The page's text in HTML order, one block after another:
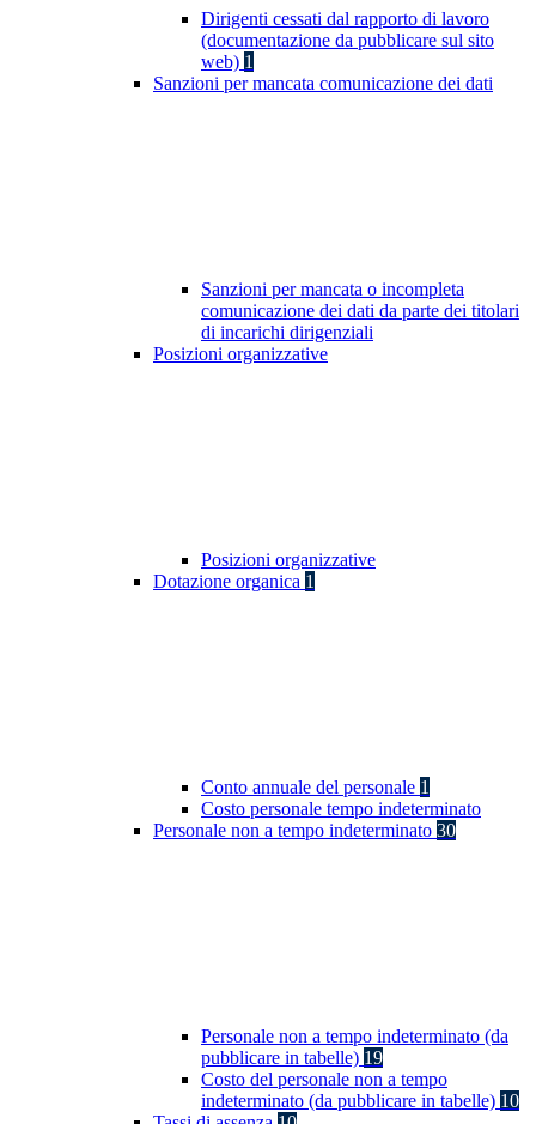
Dirigenti cessati dal rapporto di lavoro
(documentazione da pubblicare sul sito
web) 1
Sanzioni per mancata comunicazione dei dati
Sanzioni per mancata o incompleta
comunicazione dei dati da parte dei titolari
di incarichi dirigenziali
Posizioni organizzative
Posizioni organizzative
Dotazione organica 1
Conto annuale del personale 1
Costo personale tempo indeterminato
Personale non a tempo indeterminato 30
Personale non a tempo indeterminato (da
pubblicare in tabelle) 19
Costo del personale non a tempo
indeterminato (da pubblicare in tabelle) 10